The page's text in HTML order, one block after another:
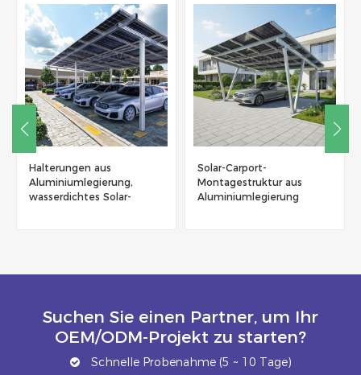
Halterungen aus
Aluminiumlegierung,
wasserdichtes Solar-
Solar-Carport-
Montagestruktur aus
Aluminiumlegierung
Suchen Sie einen Partner, um Ihr
OEM/ODM-Projekt zu starten?
Schnelle Probenahme (5 ~ 10 Tage)